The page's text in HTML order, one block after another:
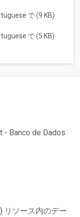
で (9 KB)
で (5 KB)
- Banco de Dados
リソース内のデー